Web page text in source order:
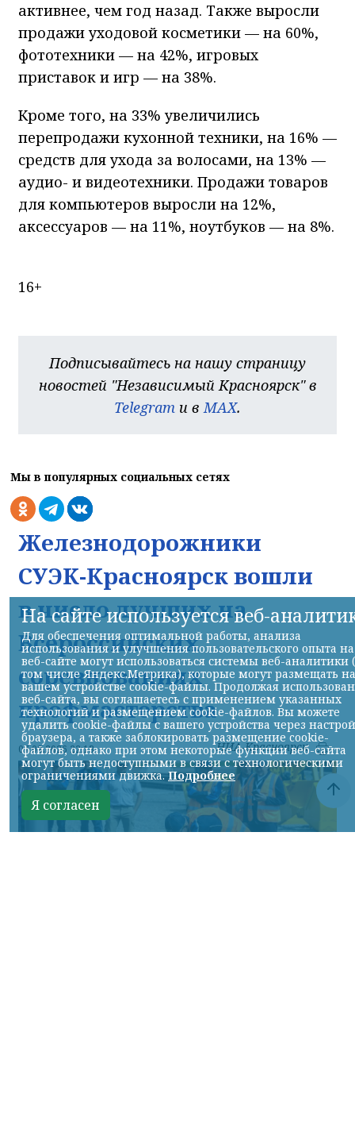
активнее, чем год назад. Также выросли
продажи уходовой косметики — на 60%,
фототехники — на 42%, игровых
приставок и игр — на 38%.
Кроме того, на 33% увеличились
перепродажи кухонной техники, на 16% —
средств для ухода за волосами, на 13% —
аудио- и видеотехники. Продажи товаров
для компьютеров выросли на 12%,
аксессуаров — на 11%, ноутбуков — на 8%.
16+
Подписывайтесь на нашу страницу
новостей "Независимый Красноярск" в
Telegram и вMAX.
Мы в популярных социальных сетях
Железнодорожники
СУЭК-Красноярск вошли
в число лучших на
Всероссийских
соревнованиях
профмастерства
07.08.2026 22:13 НИА-Красноярск
На сайте используется веб-
Для обеспечения оптимальной работы, анализа
использования и улучшения пользовательского опыта на
веб-сайте могут использоваться системы веб-аналитики
том числе Яндекс.Метрика), которые могут размещать на
вашем устройстве cookie-файлы. Продолжая
веб-сайта, вы соглашаетесь с применением указанных
технологий и размещением cookie-файлов. Вы можете
удалить cookie-файлы с вашего устройства через
браузера, а также заблокировать размещение cookie-
файлов, однако при этом некоторые функции веб-сайта
могут быть недоступными в связи с технологическими
ограничениями движка.Подробнее
Я согласен